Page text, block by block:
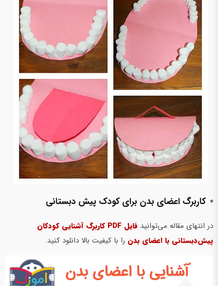
کاربرگ اعضای بدن برای کودک پیش دبستانی
در انتهای مقاله می‌توانید
فایل PDF کاربرگ آشنایی کودکان
پیش‌دبستانی با اعضای بدن را با کیفیت بالا دانلود کنید.